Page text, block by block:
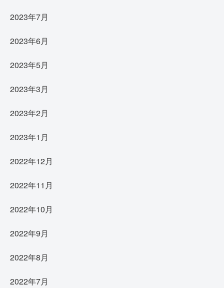
2023年7月
2023年6月
2023年5月
2023年3月
2023年2月
2023年1月
2022年12月
2022年11月
2022年10月
2022年9月
2022年8月
2022年7月